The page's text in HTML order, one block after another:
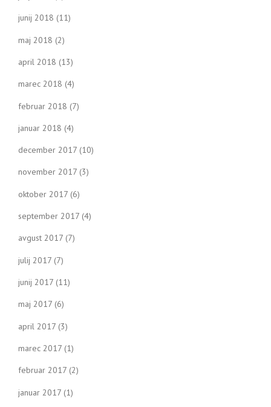
junij 2018 (11)
maj 2018 (2)
april 2018 (13)
marec 2018 (4)
februar 2018 (7)
januar 2018 (4)
december 2017 (10)
november 2017 (3)
oktober 2017 (6)
september 2017 (4)
avgust 2017 (7)
julij 2017 (7)
junij 2017 (11)
maj 2017 (6)
april 2017 (3)
marec 2017 (1)
februar 2017 (2)
januar 2017 (1)